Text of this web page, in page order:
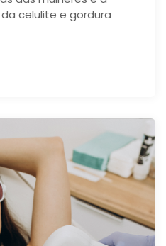
celulite e gordura